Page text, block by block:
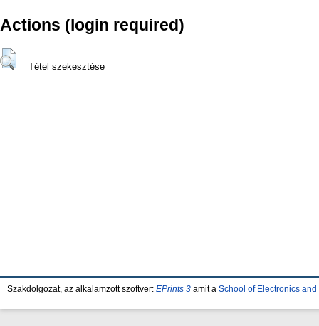
Actions (login required)
Tétel szekesztése
Szakdolgozat, az alkalamzott szoftver: EPrints 3 amit a School of Electronics